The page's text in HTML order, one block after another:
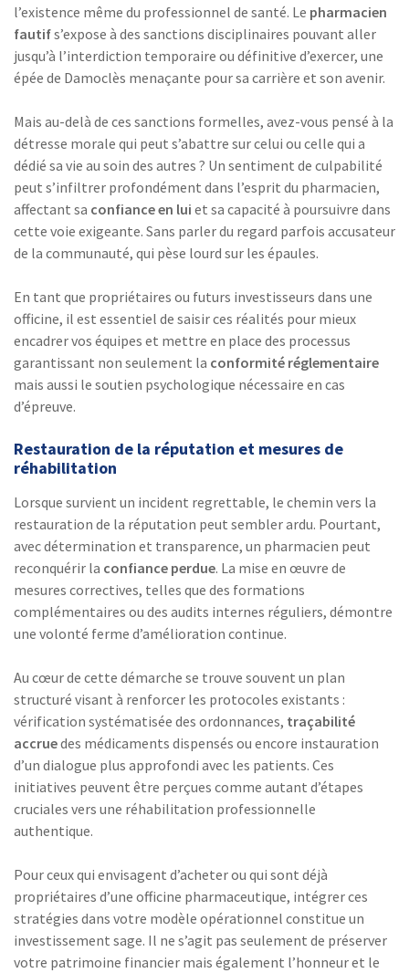
l’existence même du professionnel de santé. Le pharmacien
fautifs’expose à des sanctions disciplinaires pouvant aller
jusqu’à l’interdiction temporaire ou définitive d’exercer, une
épée de Damoclès menaçante pour sa carrière et son avenir.
Mais au-delà de ces sanctions formelles, avez-vous pensé à la
détresse morale qui peut s’abattre sur celui ou celle qui a
dédié sa vie au soin des autres ? Un sentiment de culpabilité
peut s’infiltrer profondément dans l’esprit du pharmacien,
affectant sa confiance en lui et sa capacité à poursuivre dans
cette voie exigeante. Sans parler du regard parfois accusateur
de la communauté, qui pèse lourd sur les épaules.
En tant que propriétaires ou futurs investisseurs dans une
officine, il est essentiel de saisir ces réalités pour mieux
encadrer vos équipes et mettre en place des processus
garantissant non seulement la conformité réglementaire
mais aussi le soutien psychologique nécessaire en cas
d’épreuve.
Restauration de la réputation et mesures de
réhabilitation
Lorsque survient un incident regrettable, le chemin vers la
restauration de la réputation peut sembler ardu. Pourtant,
avec détermination et transparence, un pharmacien peut
reconquérir la confiance perdue. La mise en œuvre de
mesures correctives, telles que des formations
complémentaires ou des audits internes réguliers, démontre
une volonté ferme d’amélioration continue.
Au cœur de cette démarche se trouve souvent un plan
structuré visant à renforcer les protocoles existants :
vérification systématisée des ordonnances, traçabilité
accruedes médicaments dispensés ou encore instauration
d’un dialogue plus approfondi avec les patients. Ces
initiatives peuvent être perçues comme autant d’étapes
cruciales vers une réhabilitation professionnelle
authentique.
Pour ceux qui envisagent d’acheter ou qui sont déjà
propriétaires d’une officine pharmaceutique, intégrer ces
stratégies dans votre modèle opérationnel constitue un
investissement sage. Il ne s’agit pas seulement de préserver
votre patrimoine financier mais également l’honneur et le